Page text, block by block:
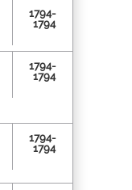
1794-
1794
1794-
1794
1794-
1794